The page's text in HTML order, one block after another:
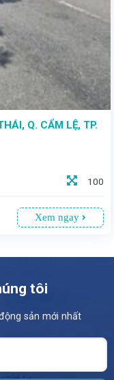
Q. CẨM LỆ, TP.
100
Xem ngay
tôi
sản mới nhất